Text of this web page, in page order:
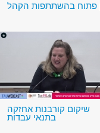
פתוח בהשתתפות הקהל
שיקום קורבנות אחזקה
בתנאי עבדות